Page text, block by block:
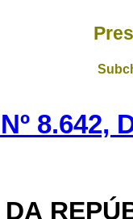
8.642,
DA